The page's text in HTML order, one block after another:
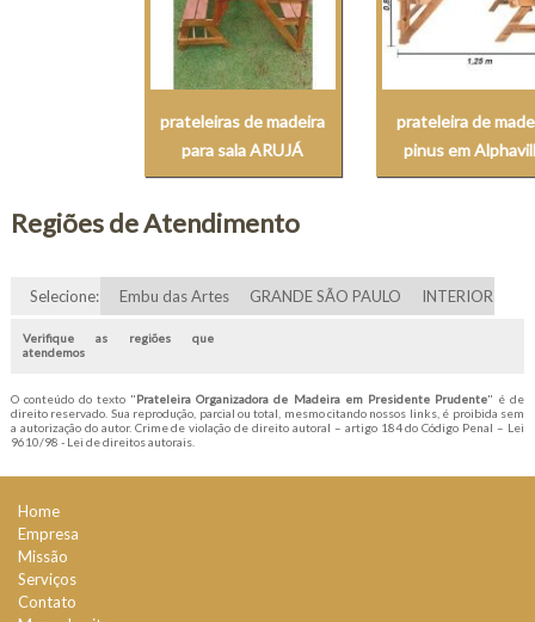
prateleiras de madeira
para sala ARUJÁ
prateleira de
pinus em
Regiões de Atendimento
Selecione: Embu das Artes GRANDE SÃO PAULO INTERIOR
Verifique as regiões que
atendemos
O conteúdo do texto "Prateleira Organizadora de Madeira em Presidente Prudente" é de
direito reservado. Sua reprodução, parcial ou total, mesmo citando nossos links, é proibida sem
a autorização do autor. Crime de violação de direito autoral – artigo 184 do Código Penal – Lei
9610/98 - Lei de direitos autorais.
Home
Empresa
Missão
Serviços
Contato